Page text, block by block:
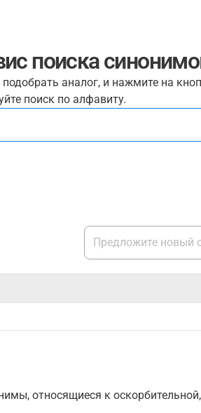
поиска
подобрать аналог, и нажмите на
поиск по алфавиту.
относящиеся к